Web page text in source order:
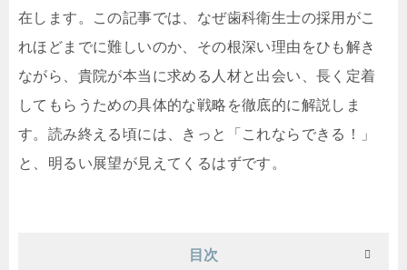
在します。この記事では、なぜ歯科衛生士の採用がこ
れほどまでに難しいのか、その根深い理由をひも解き
ながら、貴院が本当に求める人材と出会い、長く定着
してもらうための具体的な戦略を徹底的に解説しま
す。読み終える頃には、きっと「これならできる！」
と、明るい展望が見えてくるはずです。
目次